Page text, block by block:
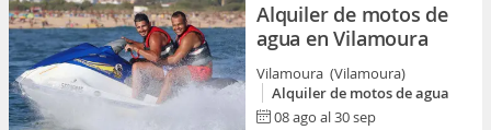
Alquiler de motos de
agua en Vilamoura
Vilamoura (Vilamoura)
Alquiler de motos de agua
08 ago al 30 sep